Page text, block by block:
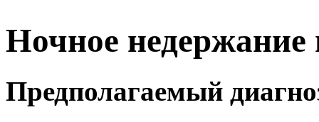
Ночное недержание
Предполагаемый